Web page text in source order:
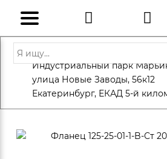
+7 (812)
Адрес: Санкт-Петербург,
Индустриальный парк
улица Новые Заводы, 56к12
Екатеринбург, ЕКАД 5-й
ЗАКАЗАТЬ